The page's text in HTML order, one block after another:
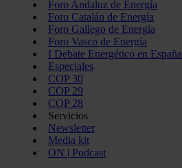
Foro Andaluz de Energía
Foro Catalán de Energía
Foro Gallego de Energía
Foro Vasco de Energía
I Debate Energético en España
Especiales
COP 30
COP 29
COP 28
Servicios
Newsletter
Media kit
ON | Podcast